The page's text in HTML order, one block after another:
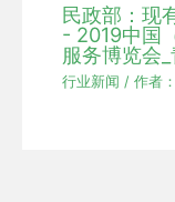
民政部：现
- 2019中国
服务博览会
行业新闻 / 作者：